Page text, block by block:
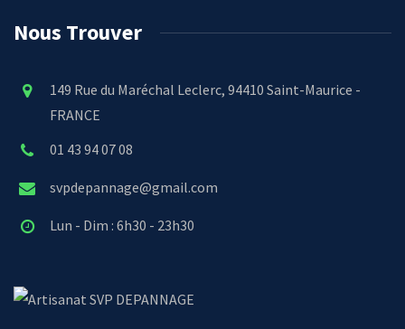
Nous Trouver
149 Rue du Maréchal Leclerc, 94410 Saint-Maurice -
FRANCE
01 43 94 07 08
svpdepannage@gmail.com
Lun - Dim : 6h30 - 23h30
SVP DEPANNAGE